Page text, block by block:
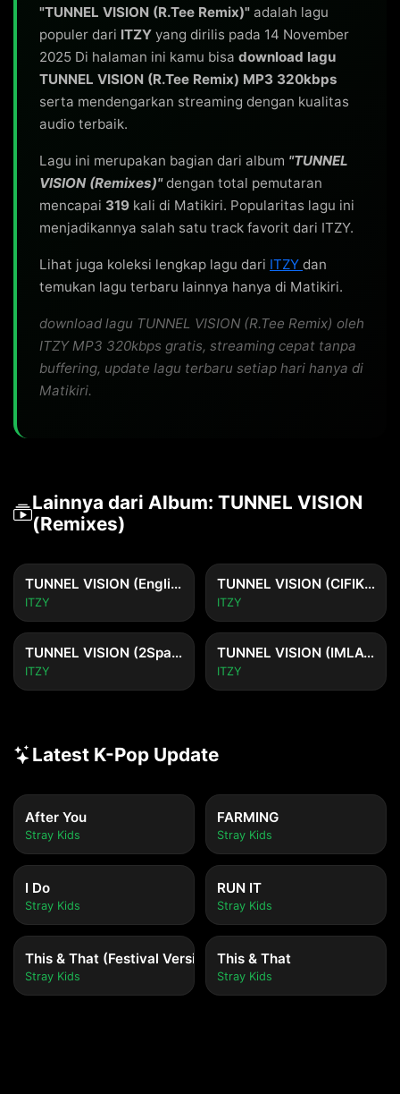
"TUNNEL VISION (R.Tee Remix)" adalah lagu
populer dari ITZY yang dirilis pada 14 November
2025 Di halaman ini kamu bisa download lagu
TUNNEL VISION (R.Tee Remix) MP3 320kbps
serta mendengarkan streaming dengan kualitas
audio terbaik.
Lagu ini merupakan bagian dari album "TUNNEL
VISION (Remixes)"dengan total pemutaran
mencapai 319 kali di Matikiri. Popularitas lagu ini
menjadikannya salah satu track favorit dari ITZY.
Lihat juga koleksi lengkap lagu dari ITZY dan
temukan lagu terbaru lainnya hanya di Matikiri.
download lagu TUNNEL VISION (R.Tee Remix) oleh
ITZY MP3 320kbps gratis, streaming cepat tanpa
buffering, update lagu terbaru setiap hari hanya di
Matikiri.
Lainnya dari Album: TUNNEL VISION
(Remixes)
TUNNEL VISION (English Ver.)
ITZY
TUNNEL VISION (CIFIKA Remix)
ITZY
TUNNEL VISION (2Spade Remix)
ITZY
TUNNEL VISION (IMLAY Remix)
ITZY
Latest K-Pop Update
After You
Stray Kids
FARMING
Stray Kids
I Do
Stray Kids
RUN IT
Stray Kids
This & That (Festival Version)
Stray Kids
This & That
Stray Kids